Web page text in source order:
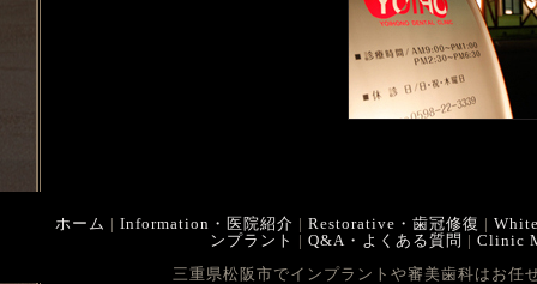
ホーム | Information・医院紹介 | Restorative・歯冠修復 |
ンプラント | Q&A・よくある質問 | Clinic
三重県松阪市でインプラントや審美歯科はお